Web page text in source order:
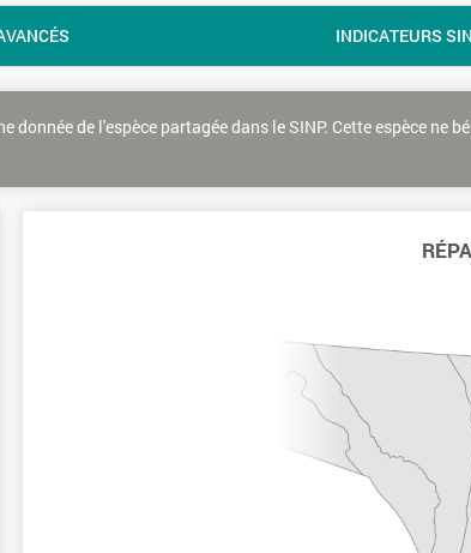
INDICATEURS
de l'espèce partagée dans le SINP. Cette espèce